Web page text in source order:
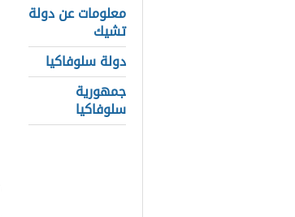
معلومات عن دولة
تشيك
دولة سلوفاكيا
جمهورية
سلوفاكيا